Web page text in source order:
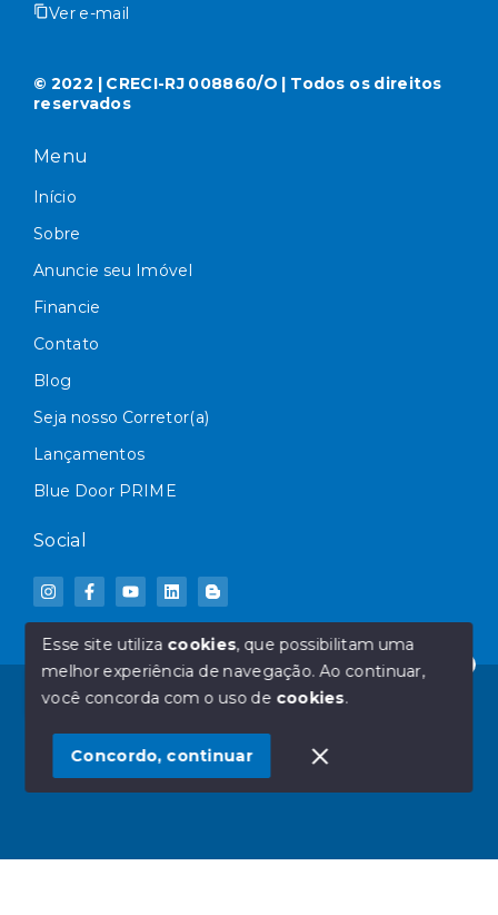
Olá! Deseja mais informações sobre qual IMÓVEL?
Ver e-mail
© 2022 | CRECI-RJ 008860/O | Todos os direitos
reservados
Menu
Início
Sobre
Anuncie seu Imóvel
Financie
Contato
Blog
Seja nosso Corretor(a)
Lançamentos
Blue Door PRIME
Social
© Copyright 2026 - Blue Door Imóveis - Todos os
SITE PARA IMOBILIARIA
Esse site utiliza cookies, que possibilitam uma
melhor experiência de navegação.Ao continuar,
você concorda com o uso de cookies.
Concordo, continuar